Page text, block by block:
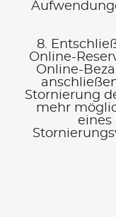
8.
Online-
Online-
Stornierung
mehr
eines